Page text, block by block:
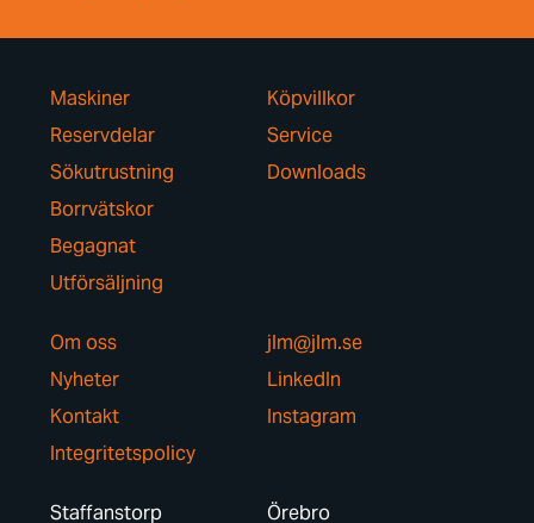
Maskiner
Reservdelar
Sökutrustning
Borrvätskor
Begagnat
Utförsäljning
Köpvillkor
Service
Downloads
Om oss
Nyheter
Kontakt
Integritetspolicy
jlm@jlm.se
LinkedIn
Instagram
Staffanstorp Örebro